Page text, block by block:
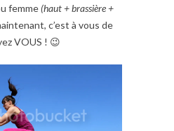
femme (haut + brassière +
c’est à vous de
VOUS ! 😉